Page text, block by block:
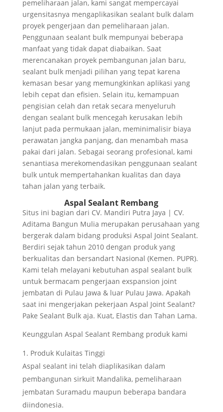
pemeliharaan jalan, kami sangat mempercayai
urgensitasnya mengaplikasikan sealant bulk dalam
proyek pengerjaan dan pemeliharaan jalan.
Penggunaan sealant bulk mempunyai beberapa
manfaat yang tidak dapat diabaikan. Saat
merencanakan proyek pembangunan jalan baru,
sealant bulk menjadi pilihan yang tepat karena
kemasan besar yang memungkinkan aplikasi yang
lebih cepat dan efisien. Selain itu, kemampuan
pengisian celah dan retak secara menyeluruh
dengan sealant bulk mencegah kerusakan lebih
lanjut pada permukaan jalan, meminimalisir biaya
perawatan jangka panjang, dan menambah masa
pakai dari jalan. Sebagai seorang profesional, kami
senantiasa merekomendasikan penggunaan sealant
bulk untuk mempertahankan kualitas dan daya
tahan jalan yang terbaik.
Aspal Sealant Rembang
Situs ini bagian dari CV. Mandiri Putra Jaya | CV.
Aditama Bangun Mulia merupakan perusahaan yang
bergerak dalam bidang produksi Aspal Joint Sealant.
Berdiri sejak tahun 2010 dengan produk yang
berkualitas dan bersandart Nasional (Kemen. PUPR).
Kami telah melayani kebutuhan aspal sealant bulk
untuk bermacam pengerjaan exspansion joint
jembatan di Pulau Jawa & luar Pulau Jawa. Apakah
saat ini mengerjakan pekerjaan Aspal Joint Sealant?
Pake Sealant Bulk aja. Kuat, Elastis dan Tahan Lama.
Keunggulan Aspal Sealant Rembang produk kami
Produk Kulaitas Tinggi
Aspal sealant ini telah diaplikasikan dalam
pembangunan sirkuit Mandalika, pemeliharaan
jembatan Suramadu maupun beberapa bandara
diindonesia.